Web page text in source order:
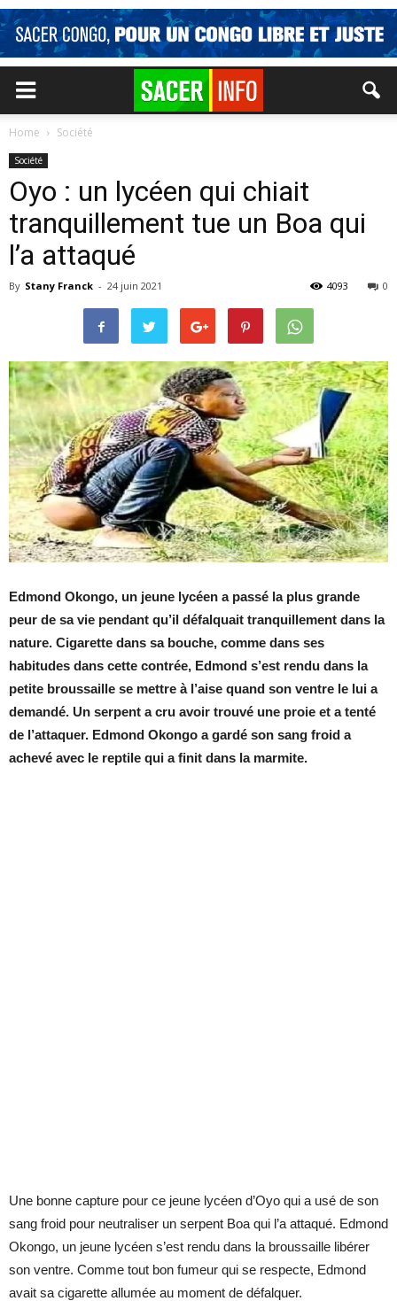
Home Société
Société
Oyo : un lycéen qui chiait
tranquillement tue un Boa qui
l’a attaqué
By Stany Franck - 24 juin 2021 0
4093
Edmond Okongo, un jeune lycéen a passé la plus grande
peur de sa vie pendant qu’il défalquait tranquillement dans la
nature. Cigarette dans sa bouche, comme dans ses
habitudes dans cette contrée, Edmond s’est rendu dans la
petite broussaille se mettre à l’aise quand son ventre le lui a
demandé. Un serpent a cru avoir trouvé une proie et a tenté
de l’attaquer. Edmond Okongo a gardé son sang froid a
achevé avec le reptile qui a finit dans la marmite.
Une bonne capture pour ce jeune lycéen d’Oyo qui a usé de son
sang froid pour neutraliser un serpent Boa qui l’a attaqué. Edmond
Okongo, un jeune lycéen s’est rendu dans la broussaille libérer
son ventre. Comme tout bon fumeur qui se respecte, Edmond
avait sa cigarette allumée au moment de défalquer.